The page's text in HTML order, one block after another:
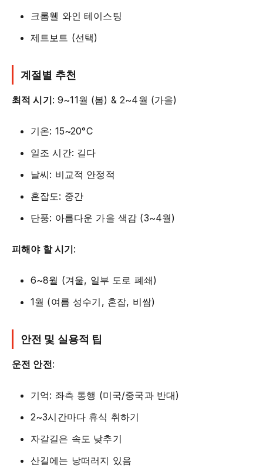
크롬웰 와인 테이스팅
제트보트 (선택)
계절별 추천
최적 시기: 9~11월 (봄) & 2~4월 (가을)
기온: 15~20°C
일조 시간: 길다
날씨: 비교적 안정적
혼잡도: 중간
단풍: 아름다운 가을 색감 (3~4월)
피해야 할 시기:
6~8월 (겨울, 일부 도로 폐쇄)
1월 (여름 성수기, 혼잡, 비쌈)
안전 및 실용적 팁
운전 안전:
기억: 좌측 통행 (미국/중국과 반대)
2~3시간마다 휴식 취하기
자갈길은 속도 낮추기
산길에는 낭떠러지 있음